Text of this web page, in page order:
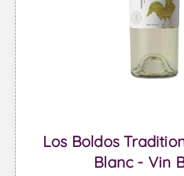
Los Boldos
Blanc - Vin